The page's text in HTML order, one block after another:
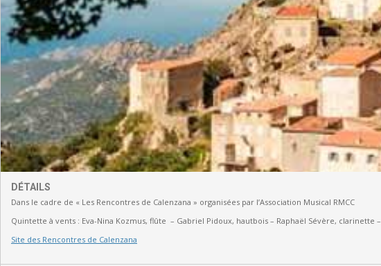
DÉTAILS
Dans le cadre de « Les Rencontres de Calenzana » organisées par l’Association Musical RMCC
Quintette à vents : Eva-Nina Kozmus, flûte – Gabriel Pidoux, hautbois – Raphaël Sévère, clarinette –
Site des Rencontres de Calenzana